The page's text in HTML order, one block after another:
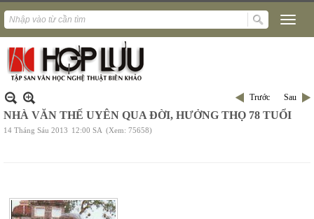
Trước Sau
NHÀ VĂN THẾ UYÊN QUA ĐỜI, HƯỞNG THỌ 78 TUỔI
14 Tháng Sáu 2013 12:00 SA (Xem: 75658)